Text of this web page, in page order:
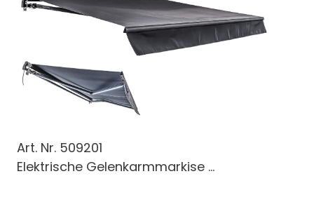
Art. Nr. 509201
Elektrische Gelenkarmmarkise ...